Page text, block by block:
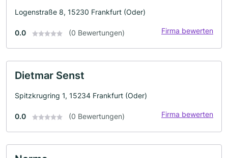
Logenstraße 8, 15230 Frankfurt (Oder)
0.0 (0 Bewertungen) Firma bewerten
Dietmar Senst
Spitzkrugring 1, 15234 Frankfurt (Oder)
0.0 (0 Bewertungen) Firma bewerten